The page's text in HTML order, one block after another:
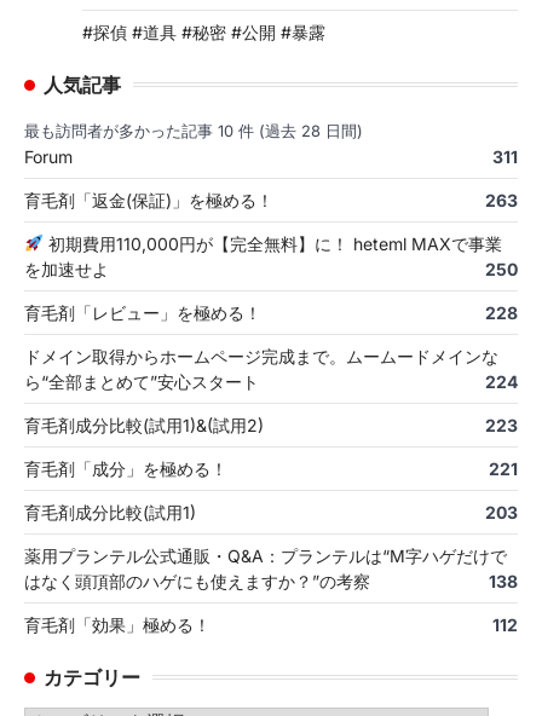
#探偵 #道具 #秘密 #公開 #暴露
人気記事
最も訪問者が多かった記事 10 件 (過去 28 日間)
Forum 311
育毛剤「返金(保証)」を極める！ 263
初期費用110,000円が【完全無料】に！ heteml MAXで事業
を加速せよ
250
育毛剤「レビュー」を極める！ 228
ドメイン取得からホームページ完成まで。ムームードメインな
ら“全部まとめて”安心スタート
224
育毛剤成分比較(試用1)&(試用2) 223
育毛剤「成分」を極める！ 221
育毛剤成分比較(試用1) 203
薬用プランテル公式通販・Q&A：プランテルは“M字ハゲだけで
はなく頭頂部のハゲにも使えますか？”の考察
138
育毛剤「効果」極める！ 112
カテゴリー